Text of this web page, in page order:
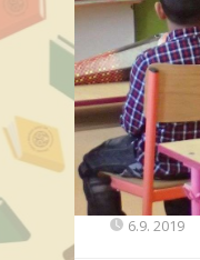
6.9. 2019